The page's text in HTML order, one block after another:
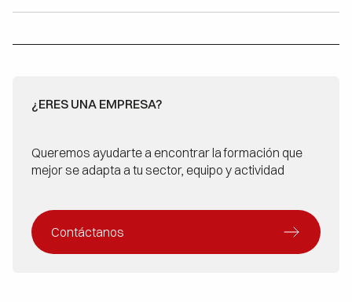
¿ERES UNA EMPRESA?
Queremos ayudarte a encontrar la formación que
mejor se adapta a tu sector, equipo y actividad
Contáctanos